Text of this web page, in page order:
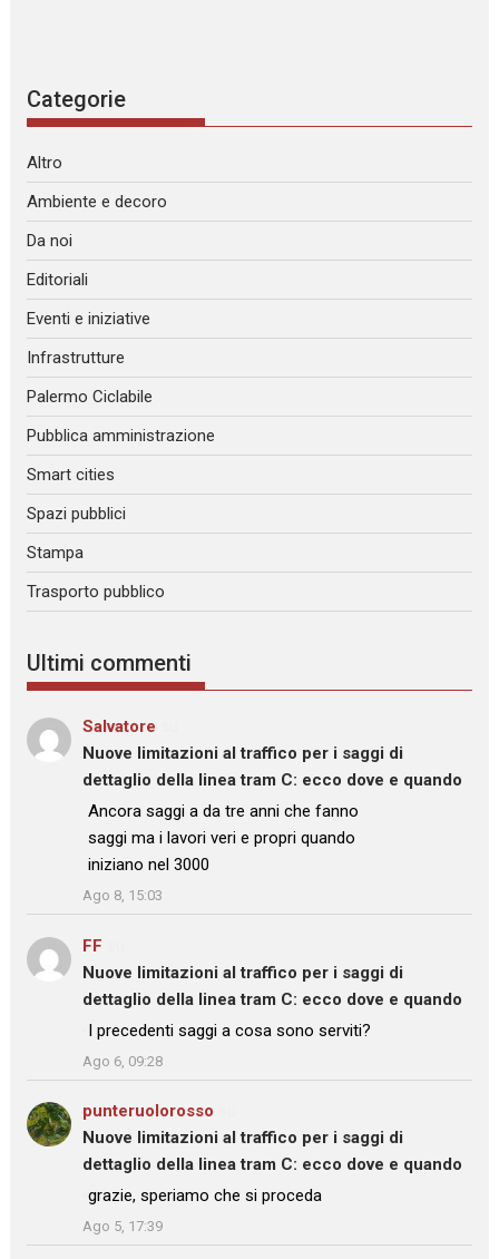
Categorie
Altro
Ambiente e decoro
Da noi
Editoriali
Eventi e iniziative
Infrastrutture
Palermo Ciclabile
Pubblica amministrazione
Smart cities
Spazi pubblici
Stampa
Trasporto pubblico
Ultimi commenti
Salvatore
Nuove limitazioni al traffico per i saggi di
dettaglio della linea tram C: ecco dove e quando
: “
Ancora saggi a da tre anni che fanno
saggi ma i lavori veri e propri quando
iniziano nel 3000
”
Ago 8, 15:03
FF
Nuove limitazioni al traffico per i saggi di
dettaglio della linea tram C: ecco dove e quando
: “I precedenti saggi a cosa sono serviti?
Ago 6, 09:28
punteruolorosso
Nuove limitazioni al traffico per i saggi di
dettaglio della linea tram C: ecco dove e quando
: “
grazie, speriamo che si proceda
”
Ago 5, 17:39